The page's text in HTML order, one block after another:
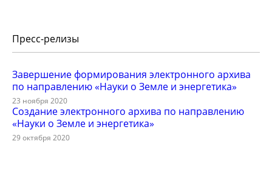
Пресс-релизы
Завершение формирования электронного архива
по направлению «Науки о Земле и энергетика»
23 ноября 2020
Создание электронного архива по направлению
«Науки о Земле и энергетика»
29 октября 2020